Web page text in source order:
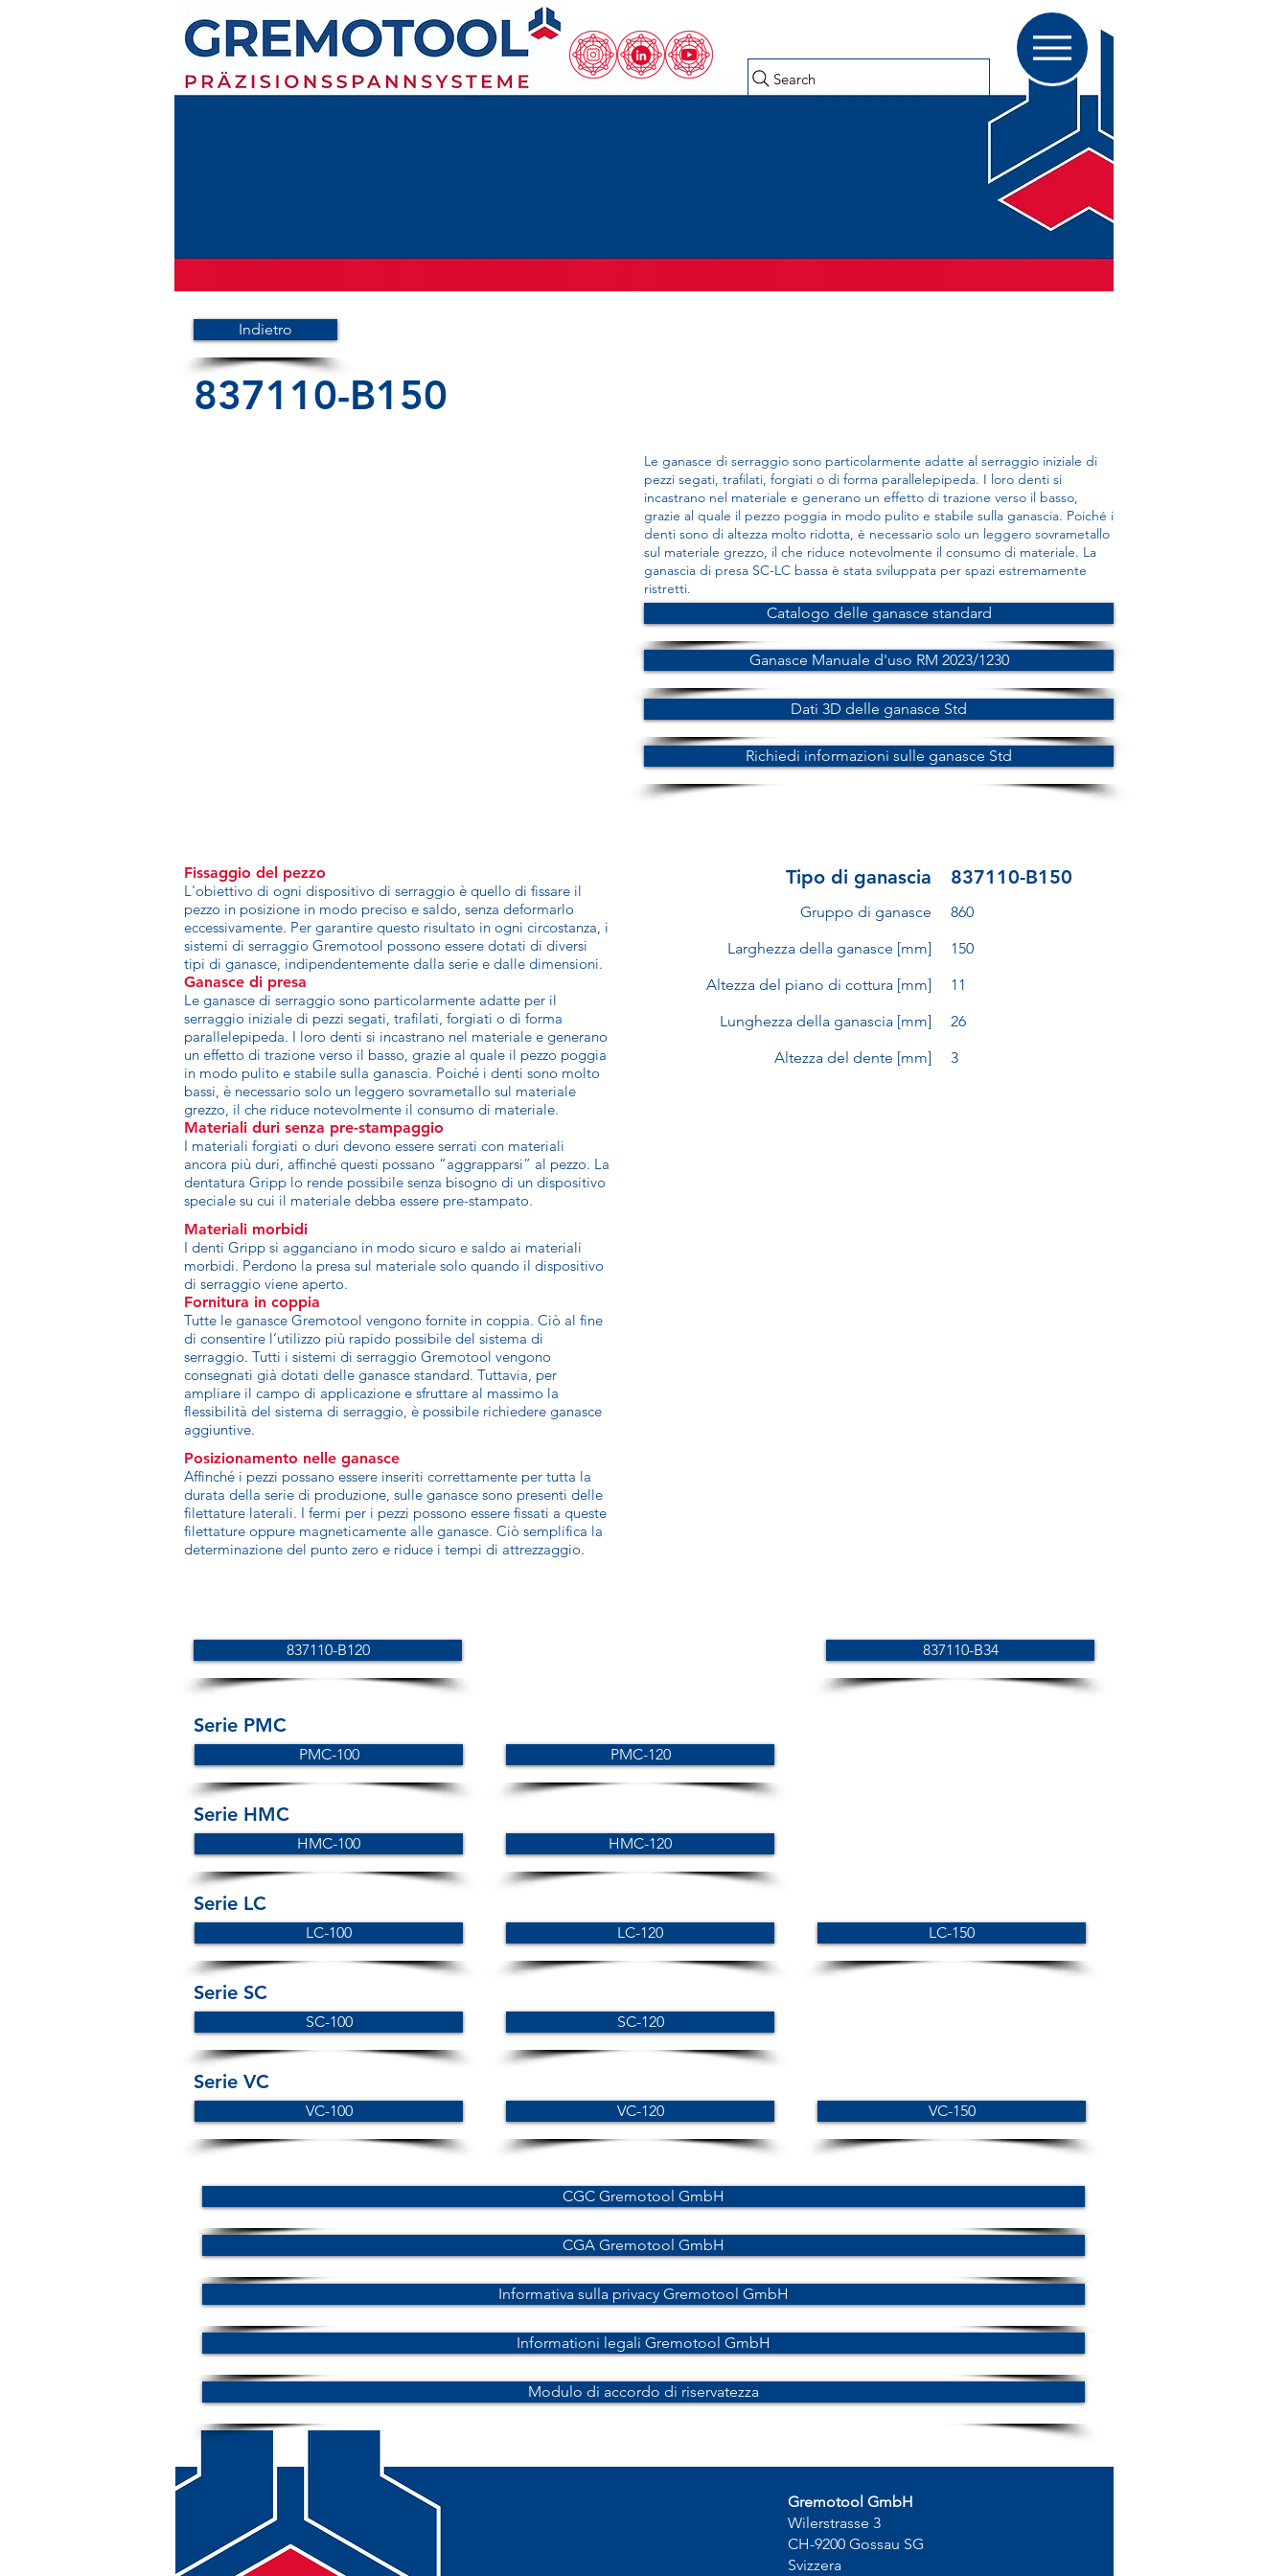
Search
Indietro
837110-B150
Le ganasce di serraggio sono particolarmente adatte al serraggio iniziale di
pezzi segati, trafilati, forgiati o di forma parallelepipeda. I loro denti si
incastrano nel materiale e generano un effetto di trazione verso il basso,
grazie al quale il pezzo poggia in modo pulito e stabile sulla ganascia. Poiché i
denti sono di altezza molto ridotta, è necessario solo un leggero sovrametallo
sul materiale grezzo, il che riduce notevolmente il consumo di materiale. La
ganascia di presa SC-LC bassa è stata sviluppata per spazi estremamente
ristretti.
Catalogo delle ganasce standard
Ganasce Manuale d'uso RM 2023/1230
Dati 3D delle ganasce Std
Richiedi informazioni sulle ganasce Std
Fissaggio del pezzo
L'obiettivo di ogni dispositivo di serraggio è quello di fissare il
pezzo in posizione in modo preciso e saldo, senza deformarlo
eccessivamente. Per garantire questo risultato in ogni circostanza, i
sistemi di serraggio Gremotool possono essere dotati di diversi
tipi di ganasce, indipendentemente dalla serie e dalle dimensioni.
Ganasce di presa
Le ganasce di serraggio sono particolarmente adatte per il
serraggio iniziale di pezzi segati, trafilati, forgiati o di forma
parallelepipeda. I loro denti si incastrano nel materiale e generano
un effetto di trazione verso il basso, grazie al quale il pezzo poggia
in modo pulito e stabile sulla ganascia. Poiché i denti sono molto
bassi, è necessario solo un leggero sovrametallo sul materiale
grezzo, il che riduce notevolmente il consumo di materiale.
Materiali duri senza pre-stampaggio
I materiali forgiati o duri devono essere serrati con materiali
ancora più duri, affinché questi possano “aggrapparsi” al pezzo. La
dentatura Gripp lo rende possibile senza bisogno di un dispositivo
speciale su cui il materiale debba essere pre-stampato.
Materiali morbidi
I denti Gripp si agganciano in modo sicuro e saldo ai materiali
morbidi. Perdono la presa sul materiale solo quando il dispositivo
di serraggio viene aperto.
Fornitura in coppia
Tutte le ganasce Gremotool vengono fornite in coppia. Ciò al fine
di consentire l’utilizzo più rapido possibile del sistema di
serraggio. Tutti i sistemi di serraggio Gremotool vengono
consegnati già dotati delle ganasce standard. Tuttavia, per
ampliare il campo di applicazione e sfruttare al massimo la
flessibilità del sistema di serraggio, è possibile richiedere ganasce
aggiuntive.
Posizionamento nelle ganasce
Affinché i pezzi possano essere inseriti correttamente per tutta la
durata della serie di produzione, sulle ganasce sono presenti delle
filettature laterali. I fermi per i pezzi possono essere fissati a queste
filettature oppure magneticamente alle ganasce. Ciò semplifica la
determinazione del punto zero e riduce i tempi di attrezzaggio.
Tipo di ganascia
Gruppo di ganasce
Larghezza della ganasce [mm]
Altezza del piano di cottura [mm]
Lunghezza della ganascia [mm]
Altezza del dente [mm]
837110-B150
860
150
11
26
3
837110-B120 837110-B34
Serie PMC
PMC-100 PMC-120
Serie HMC
HMC-100 HMC-120
Serie LC
LC-100 LC-120 LC-150
Serie SC
SC-100 SC-120
Serie VC
VC-100 VC-120 VC-150
Gremotool GmbH
Wilerstrasse 3
CH-9200 Gossau SG
Svizzera
CGC Gremotool GmbH
CGA Gremotool GmbH
Informativa sulla privacy Gremotool GmbH
Informationi legali Gremotool GmbH
Modulo di accordo di riservatezza